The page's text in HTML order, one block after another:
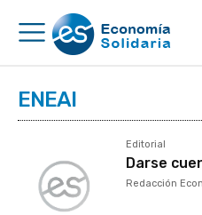
ENEAI
Editorial
Darse
Redacción